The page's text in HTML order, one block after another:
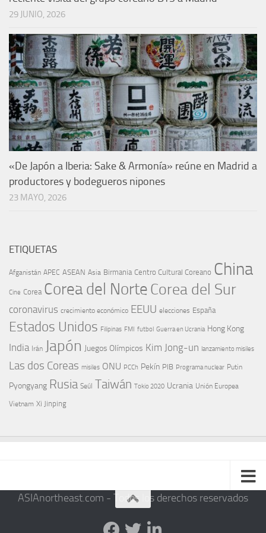
29 JUNIO, 2026
«De Japón a Iberia: Sake & Armonía» reúne en Madrid a
productores y bodegueros nipones
23 MAYO, 2026
ETIQUETAS
Afganistán APEC ASEAN Asia Birmania Centro Cultural Coreano China
Cine Corea Corea del NorteCorea del Sur
coronavirus crecimiento económico EEUU elecciones España
Estados Unidos Filipinas FMI futbol Guerra en Ucrania Hong Kong
India Irán Japón Juegos Olímpicos Kim Jong-un lanzamiento misiles
Las dos Coreas misiles ONU PCCh Pekín PIB Programa nuclear Putin
Pyongyang Rusia Seúl Taiwán Tokio 2020 Ucrania Unión Europea
Vietnam Xi Jinping
ASIAnortheast.com - Todos los derechos reservados